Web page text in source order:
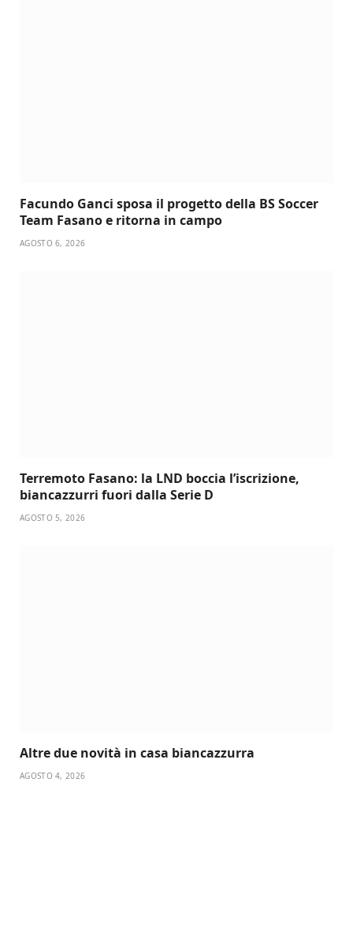
Facundo Ganci sposa il progetto della BS Soccer
Team Fasano e ritorna in campo
AGOSTO 6, 2026
Terremoto Fasano: la LND boccia l’iscrizione,
biancazzurri fuori dalla Serie D
AGOSTO 5, 2026
Altre due novità in casa biancazzurra
AGOSTO 4, 2026